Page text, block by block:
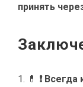
принять
💊 ❗